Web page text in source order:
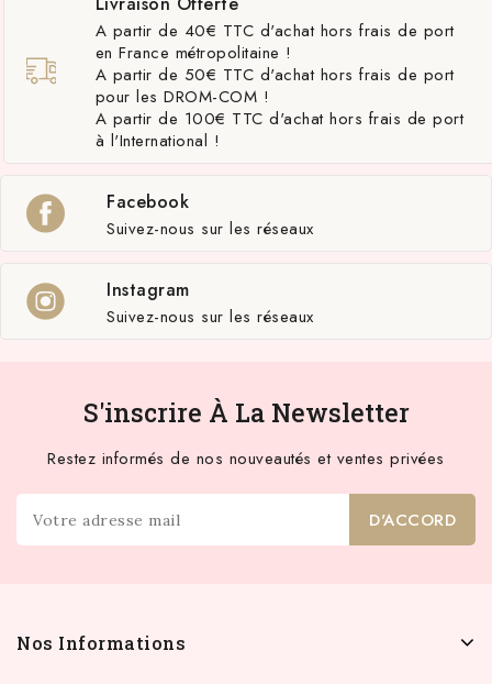
A partir de 40€ TTC d'achat hors frais de port
en France métropolitaine !
A partir de 50€ TTC d'achat hors frais de port
pour les DROM-COM !
A partir de 100€ TTC d'achat hors frais de port
à l'International !
Facebook
Suivez-nous sur les réseaux
Instagram
Suivez-nous sur les réseaux
S'inscrire À La Newsletter
Restez informés de nos nouveautés et ventes privées
Nos Informations